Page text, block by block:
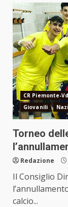
CR Piemonte-
Giovanili
Torneo
Redazione
Il Consiglio
calcio...